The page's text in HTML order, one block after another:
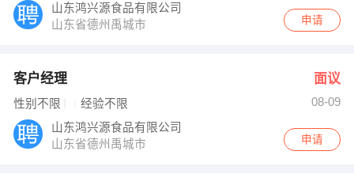
山东鸿兴源食品有限公司
山东省德州禹城市
申请
客户经理 面议
性别不限 经验不限
08-09
山东鸿兴源食品有限公司
山东省德州禹城市
申请